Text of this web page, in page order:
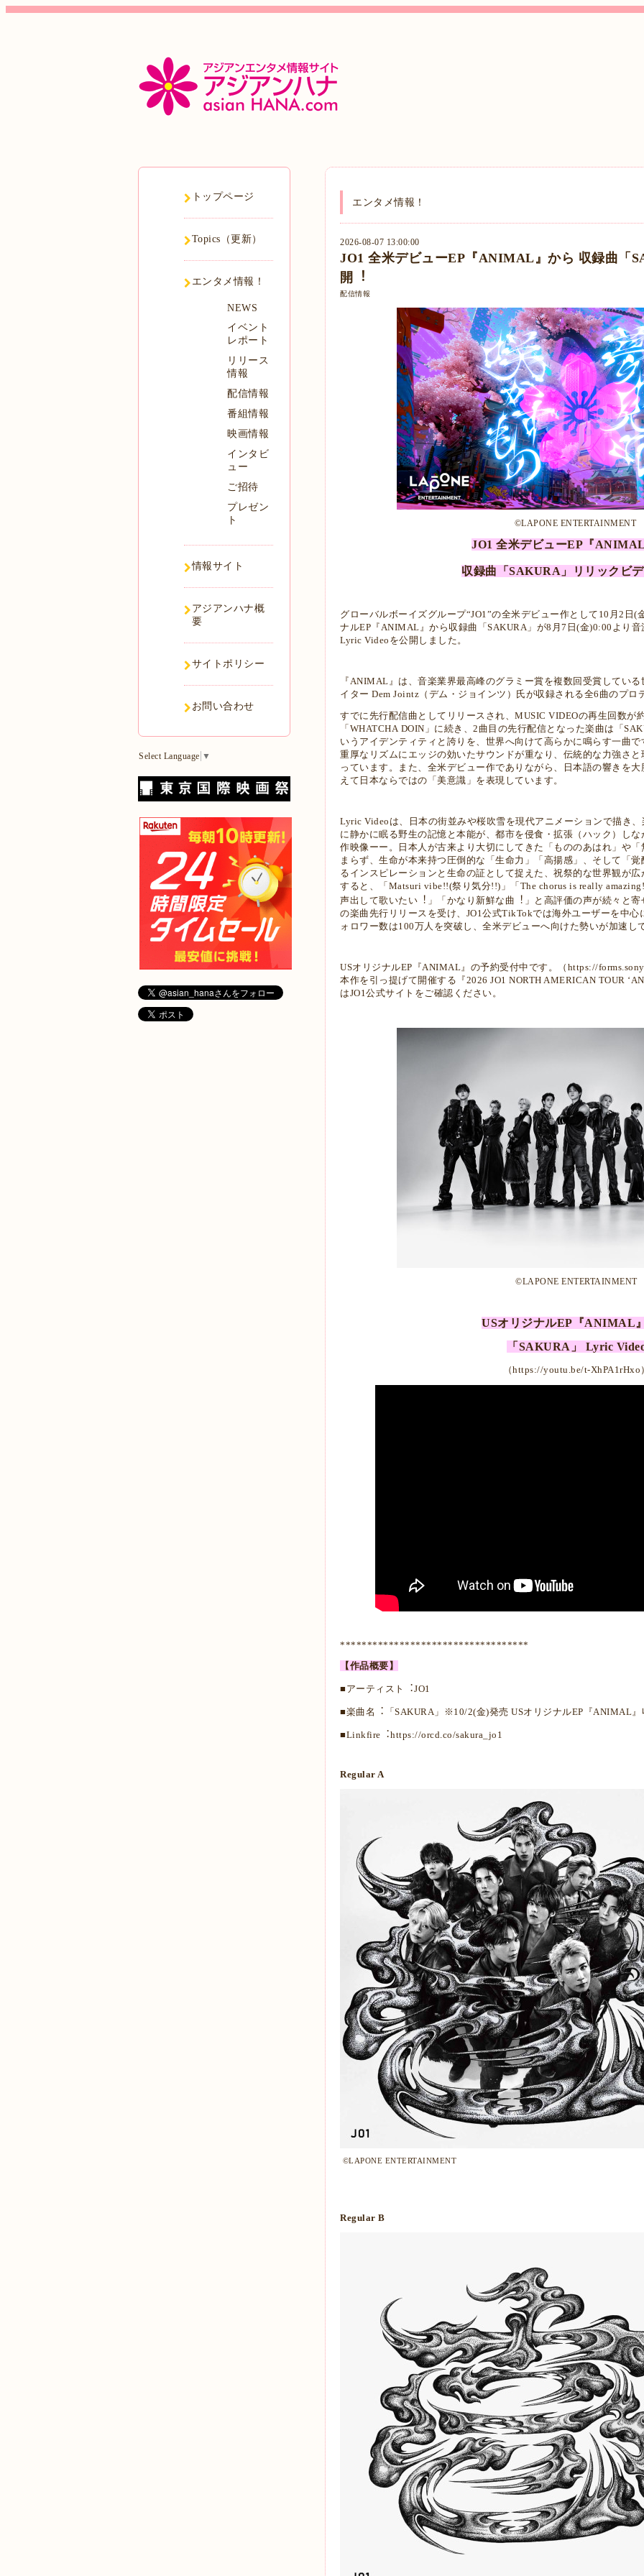
エンタメ情報！
2026-08-07 13:00:00
JO1 全⽶デビューEP『ANIMAL』から 収録曲「
開︕
配信情報
©LAPONE ENTERTAINMENT
JO1 全⽶デビューEP『
収録曲「SAKURA」リリックビ
グローバルボーイズグループ“JO1”の全⽶デビュー作として10⽉2⽇(
ナルEP『ANIMAL』から収録曲「SAKURA」が8⽉7⽇(⾦)0:00より
Lyric Videoを公開しました。
『ANIMAL』は、⾳楽業界最⾼峰のグラミー賞を複数回受賞してい
イター Dem Jointz（デム・ジョインツ）⽒が収録される全6曲のプロ
すでに先⾏配信曲としてリリースされ、MUSIC VIDEOの再⽣回数が
「WHATCHA DOIN」に続き、2曲⽬の先⾏配信となった楽曲は「
いうアイデンティティと誇りを、 世界へ向けて⾼らかに鳴らす⼀曲
重厚なリズムにエッジの効いたサウンドが重なり、 伝統的な⼒強さ
っています。また、全⽶デビュー作でありながら、⽇本語の響き を⼤
えて⽇本ならではの「美意識」を表現しています。
Lyric Videoは、⽇本の街並みや桜吹雪を現代アニメーションで描き
に静かに眠る野⽣の記憶と本能が、都市を侵⾷・拡張（ハック）し
作映像ーー。⽇ 本⼈が古来より⼤切にしてきた「もののあはれ」や
まらず、⽣命が本来持つ圧倒的な「⽣命⼒」「⾼揚感」、そして「
るインスピレーションと⽣命の証として捉えた、祝祭的な世界観が広
すると、「Matsuri vibe!!(祭り気分!!)」「The chorus is really
声出して歌いたい︕」「かなり新鮮な曲︕」と⾼評価の声が続々と
の楽曲先⾏リリースを受け、JO1公式TikTokでは海外ユーザーを中
ォロ ワー数は100万⼈を突破し、全⽶デビューへ向けた勢いが加速し
USオリジナルEP『ANIMAL』の予約受付中です。（ https://
本作を引っ提げて開催する『2026 JO1 NORTH AMERICAN TOUR
はJO1公式サイトをご確認ください。
©LAPONE ENTERTAINMENT
USオリジナルEP『ANIMAL
「SAKURA」 Lyric
（https://youtu.be/t-XhPA1rHxo
***********************************
【作品概要】
■アーティスト︓JO1
■楽曲名︓「SAKURA」※10/2(⾦)発売 USオリジナルEP『ANIMAL』
■Linkfire︓https://orcd.co/sakura_jo1
Regular A
©LAPONE ENTERTAINMENT
Regular B
トップページ
Topics（更新）
エンタメ情報！
NEWS
イベント
レポート
リリース
情報
配信情報
番組情報
映画情報
インタビ
ュー
ご招待
プレゼン
ト
情報サイト
アジアンハナ概
要
サイトポリシー
お問い合わせ
Select Language ▼